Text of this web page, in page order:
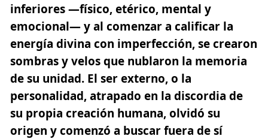
inferiores —físico, etérico, mental y
emocional— y al comenzar a calificar la
energía divina con imperfección, se crearon
sombras y velos que nublaron la memoria
de su unidad. El ser externo, o la
personalidad, atrapado en la discordia de
su propia creación humana, olvidó su
origen y comenzó a buscar fuera de sí